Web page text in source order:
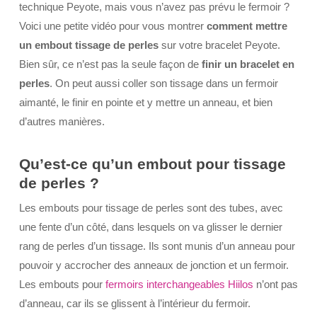
technique Peyote, mais vous n’avez pas prévu le fermoir ?
Voici une petite vidéo pour vous montrer comment mettre
un embout tissage de perles sur votre bracelet Peyote.
Bien sûr, ce n’est pas la seule façon de finir un bracelet en
perles. On peut aussi coller son tissage dans un fermoir
aimanté, le finir en pointe et y mettre un anneau, et bien
d’autres manières.
Qu’est-ce qu’un embout pour tissage
de perles ?
Les embouts pour tissage de perles sont des tubes, avec
une fente d’un côté, dans lesquels on va glisser le dernier
rang de perles d’un tissage. Ils sont munis d’un anneau pour
pouvoir y accrocher des anneaux de jonction et un fermoir.
Les embouts pour fermoirs interchangeables Hiilos n’ont pas
d’anneau, car ils se glissent à l’intérieur du fermoir.